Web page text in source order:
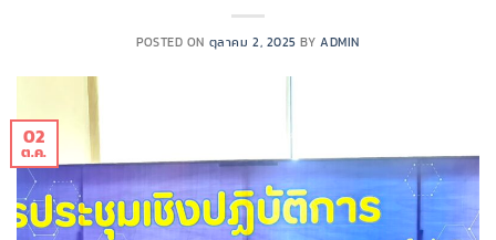
POSTED ON ตุลาคม 2, 2025 BYADMIN
02
ต.ค.